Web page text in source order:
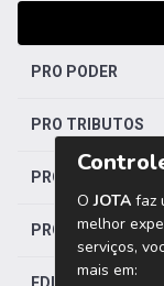
PRO PODER
PRO TRIBUTOS
PRO TRABALHISTA
PRO SAÚDE